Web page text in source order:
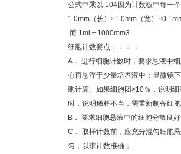
公式中乘以 104因为计数板中每一
1.0mm （长）×1.0mm （宽）×
而 1ml ＝ 1000mm3
细胞计数要点：：：
：
A ． 进行细胞计数时，要求悬液中
心再悬浮于少量培养液中；显微镜
胞计算。如果细胞团>10％，说明
时，说明稀释不当，需重新制备细
B ． 要求细胞悬液中的细胞分散良
C ． 取样计数前，应充分混匀细胞
匀，以求计数准确；